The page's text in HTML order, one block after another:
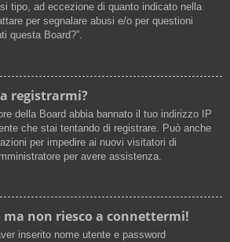
tipo, ad eccezione di quanto indicato nella
per segnalare abusi e/o per questioni
questa Board?”.
registrarmi?
della Board abbia bannato il tuo indirizzo IP
che stai tentando di registrare. Può anche
per impedire ai nuovi visitatori di
per avere assistenza.
non riesco a connettermi!
inserito nome utente e password